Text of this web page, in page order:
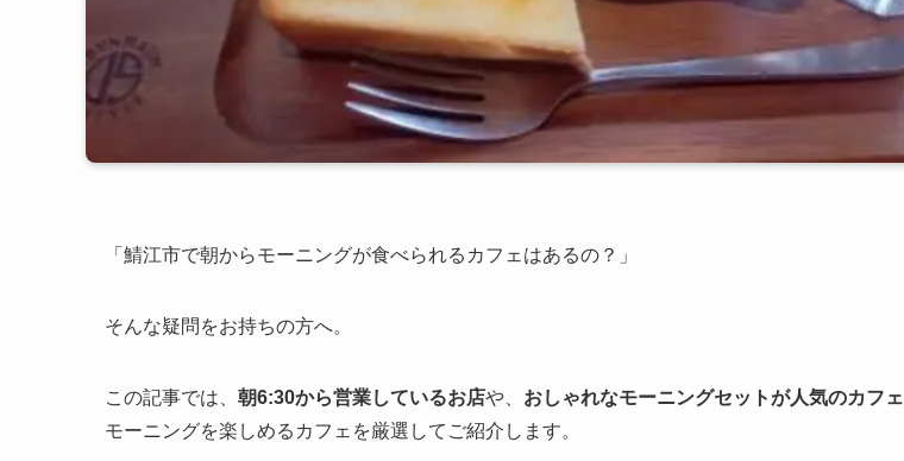
「鯖江市で朝からモーニングが食べられるカフェはあるの？」
そんな疑問をお持ちの方へ。
この記事では、 朝6:30から営業しているお店や、 おしゃれなモーニングセットが人気のカフェ
モーニングを楽しめるカフェを厳選してご紹介します。